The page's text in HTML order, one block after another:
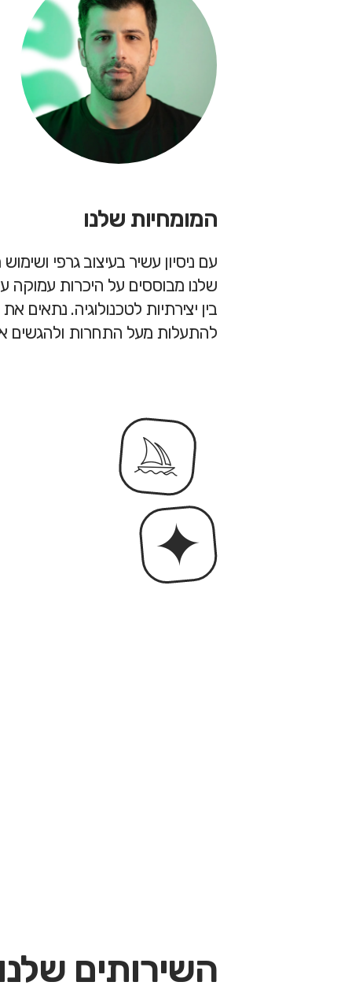
המומחיות שלנו
עם ניסיון עשיר בעיצוב גרפי
שלנו מבוססים על היכרות עמוקה
בין יצירתיות לטכנולוגיה.
להתעלות מעל התחרות ולהגשים
השירותים